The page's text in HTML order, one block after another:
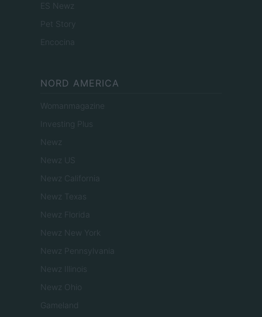
ES Newz
Pet Story
Encocina
NORD AMERICA
Womanmagazine
Investing Plus
Newz
Newz US
Newz California
Newz Texas
Newz Florida
Newz New York
Newz Pennsylvania
Newz Illinois
Newz Ohio
Gameland